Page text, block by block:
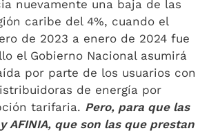
nuevamente una baja de las
caribe del 4%, cuando el
de 2023 a enero de 2024 fue
el Gobierno Nacional asumirá
por parte de los usuarios con
de energía por
tarifaria. Pero, para que las
AFINIA, que son las que prestan